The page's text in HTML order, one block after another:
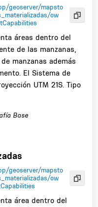
geoserver/mapsto
ow
áreas dentro del
de las manzanas,
manzanas además
El Sistema de
UTM 21S. Tipo
Base
geoserver/mapsto
ow
área dentro del